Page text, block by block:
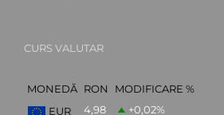
CURS VALUTAR
MONEDĂ RON
MODIFICARE %
EUR
4,98 +0,02%